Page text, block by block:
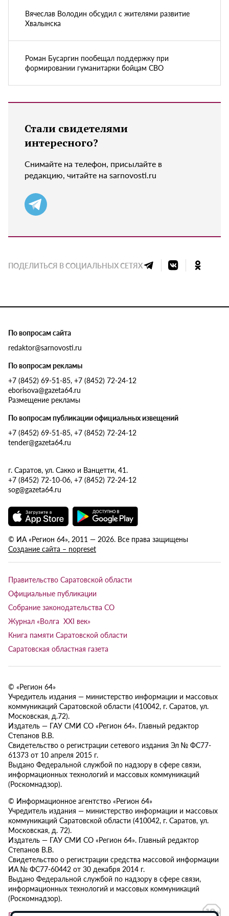
Вячеслав Володин обсудил с жителями развитие
Хвалынска
Роман Бусаргин пообещал поддержку при
формировании гуманитарки бойцам СВО
Стали свидетелями
интересного?
Снимайте на телефон, присылайте в
редакцию, читайте на sarnovosti.ru
ПОДЕЛИТЬСЯ В СОЦИАЛЬНЫХ СЕТЯХ
По вопросам сайта
redaktor@sarnovosti.ru
По вопросам рекламы
+7 (8452) 69-51-85, +7 (8452) 72-24-12
eborisova@gazeta64.ru
Размещение рекламы
По вопросам публикации официальных извещений
+7 (8452) 69-51-85, +7 (8452) 72-24-12
tender@gazeta64.ru
г. Саратов, ул. Сакко и Ванцетти, 41.
+7 (8452) 72-10-06, +7 (8452) 72-24-12
sog@gazeta64.ru
© ИА «Регион 64», 2011 — 2026. Все права защищены
Создание сайта – nopreset
Правительство Саратовской области
Официальные публикации
Собрание законодательства СО
Журнал «Волга XXI век»
Книга памяти Саратовской области
Саратовская областная газета
© «Регион 64»
Учредитель издания — министерство информации и массовых
коммуникаций Саратовской области (410042, г. Саратов, ул.
Московская, д.72).
Издатель — ГАУ СМИ СО «Регион 64». Главный редактор
Степанов В.В.
Свидетельство о регистрации сетевого издания Эл № ФС77-
61373 от 10 апреля 2015 г.
Выдано Федеральной службой по надзору в сфере связи,
информационных технологий и массовых коммуникаций
(Роскомнадзор).
© Информационное агентство «Регион 64»
Учредитель издания — министерство информации и массовых
коммуникаций Саратовской области (410042, г. Саратов, ул.
Московская, д. 72).
Издатель — ГАУ СМИ СО «Регион 64». Главный редактор
Степанов В.В.
Свидетельство о регистрации средства массовой информации
ИА № ФС77-60442 от 30 декабря 2014 г.
Выдано Федеральной службой по надзору в сфере связи,
информационных технологий и массовых коммуникаций
(Роскомнадзор).